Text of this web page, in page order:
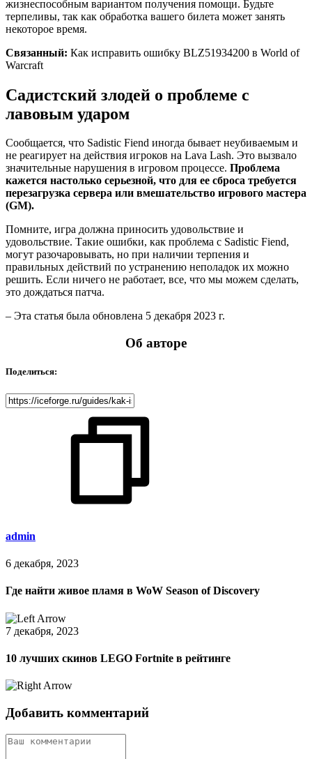
жизнеспособным вариантом получения помощи. Будьте
терпеливы, так как обработка вашего билета может занять
некоторое время.
Связанный: Как исправить ошибку BLZ51934200 в World of
Warcraft
Садистский злодей о проблеме с
лавовым ударом
Сообщается, что Sadistic Fiend иногда бывает неубиваемым и
не реагирует на действия игроков на Lava Lash. Это вызвало
значительные нарушения в игровом процессе. Проблема
кажется настолько серьезной, что для ее сброса требуется
перезагрузка сервера или вмешательство игрового мастера
(GM).
Помните, игра должна приносить удовольствие и
удовольствие. Такие ошибки, как проблема с Sadistic Fiend,
могут разочаровывать, но при наличии терпения и
правильных действий по устранению неполадок их можно
решить. Если ничего не работает, все, что мы можем сделать,
это дождаться патча.
– Эта статья была обновлена ​​5 декабря 2023 г.
Об авторе
Поделиться:
admin
6 декабря, 2023
Где найти живое пламя в WoW Season of Discovery
7 декабря, 2023
10 лучших скинов LEGO Fortnite в рейтинге
Добавить комментарий